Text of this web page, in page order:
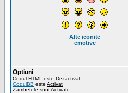
Alte iconite
emotive
Optiuni
Codul HTML este Dezactivat
CodulBB este Activat
Zambetele suntActivate